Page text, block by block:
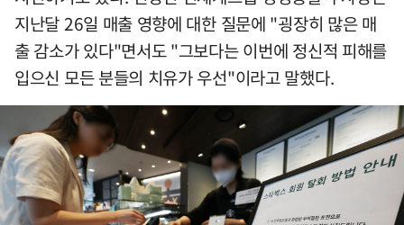
지난달 26일 매출 영향에 대한 질문에 "굉장히 많은 매
출 감소가 있다"면서도 "그보다는 이번에 정신적 피해를
입으신 모든 분들의 치유가 우선"이라고 말했다.